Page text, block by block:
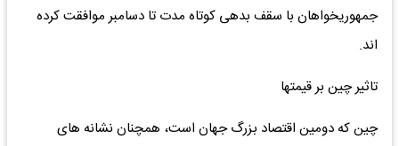
جمهوریخواهان با سقف بدهی کوتاه مدت تا دسامبر موافقت کرده
اند.
تاثیر چین بر قیمتها
چین که دومین اقتصاد بزرگ جهان است، همچنان نشانه های